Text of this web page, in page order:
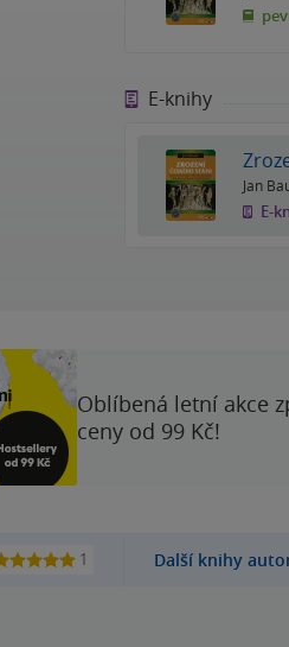
E-knihy
Jan
E-
Oblíbená letní akce
ceny od 99 Kč!
1 Další knihy